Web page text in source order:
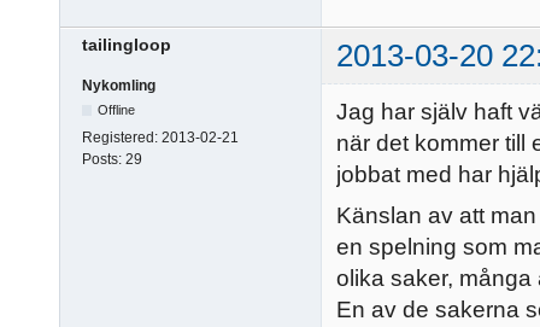
tailingloop 2013-03-20
Nykomling
Offline
Registered: 2013-02-21
Posts: 29
Jag har själv haft
när det kommer till
jobbat med har
Känslan av att
en spelning som
olika saker,
En av de sakerna